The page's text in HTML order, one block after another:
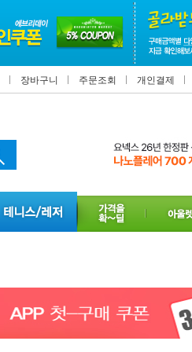
장바구니 주문조회 개인결제